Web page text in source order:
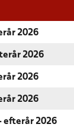
2026
2026
2026
2026
efterår 2026